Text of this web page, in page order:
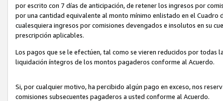
por escrito con 7 días de anticipación, de retener los ingresos por
por una cantidad equivalente al monto mínimo enlistado en el
cualesquiera ingresos por comisiones devengados e insolutos en su
prescripción aplicables.
Los pagos que se le efectúen, tal como se vieren reducidos por todas
liquidación íntegros de los montos pagaderos conforme al Acuerdo.
Si, por cualquier motivo, ha percibido algún pago en exceso, nos
comisiones subsecuentes pagaderos a usted conforme al Acuerdo.